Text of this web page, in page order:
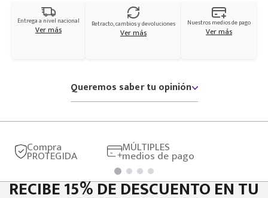
Entrega a nivel nacional
Ver más Retracto, cambios y devoluciones
Ver más
Nuestros medios de pago
Ver más
Queremos saber tu opinión
Compra
PROTEGIDA
MÚLTIPLES
medios de pago
RECIBE 15% DE DESCUENTO EN TU